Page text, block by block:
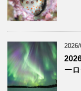
ー